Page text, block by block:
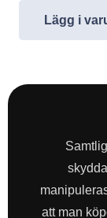
Lägg i
att man